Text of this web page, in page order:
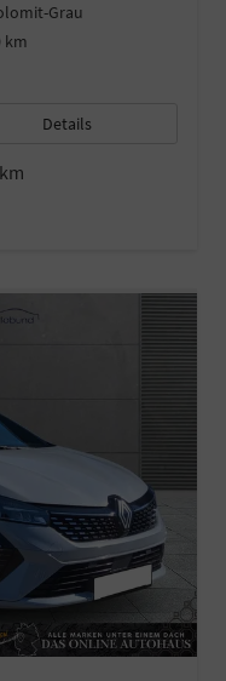
Grau
km
Details